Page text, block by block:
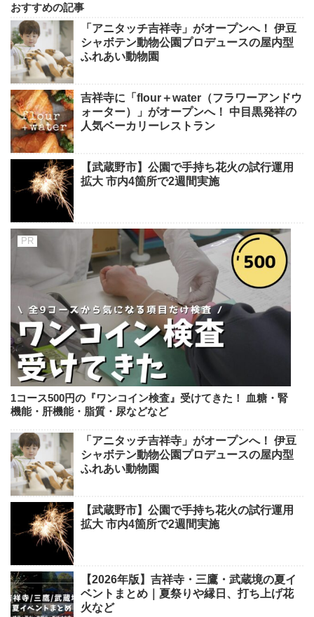
おすすめの記事
「アニタッチ吉祥寺」がオープンへ！ 伊豆
シャボテン動物公園プロデュースの屋内型
ふれあい動物園
吉祥寺に「flour＋water（フラワーアンドウ
ォーター）」がオープンへ！ 中目黒発祥の
人気ベーカリーレストラン
【武蔵野市】公園で手持ち花火の試行運用
拡大 市内4箇所で2週間実施
1コース500円の『ワンコイン検査』受けてきた！ 血糖・腎
機能・肝機能・脂質・尿などなど
「アニタッチ吉祥寺」がオープンへ！ 伊豆
シャボテン動物公園プロデュースの屋内型
ふれあい動物園
【武蔵野市】公園で手持ち花火の試行運用
拡大 市内4箇所で2週間実施
【2026年版】吉祥寺・三鷹・武蔵境の夏イ
ベントまとめ｜夏祭りや縁日、打ち上げ花
火など